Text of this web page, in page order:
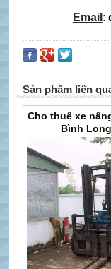
Email :
Sản phẩm liên
Cho thuê xe
Bình